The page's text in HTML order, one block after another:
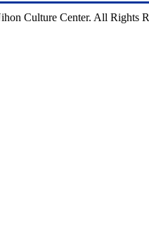
Culture Center. All Rights